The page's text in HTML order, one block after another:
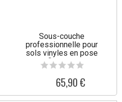
Sous-couche
professionnelle pour
sols vinyles en pose
flottante
65,90 €